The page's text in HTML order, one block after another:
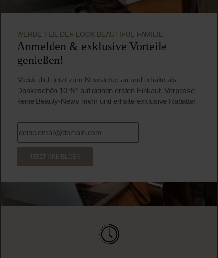
WERDE TEIL DER LOOK BEAUTIFUL-FAMILIE
Anmelden & exklusive Vorteile
genießen!
Melde dich jetzt zum Newsletter an und erhalte als
Dankeschön 10 %* auf deinen ersten Einkauf. Verpasse
keine Beauty-News mehr und erhalte exklusive Rabatte!
JETZT ANMELDEN